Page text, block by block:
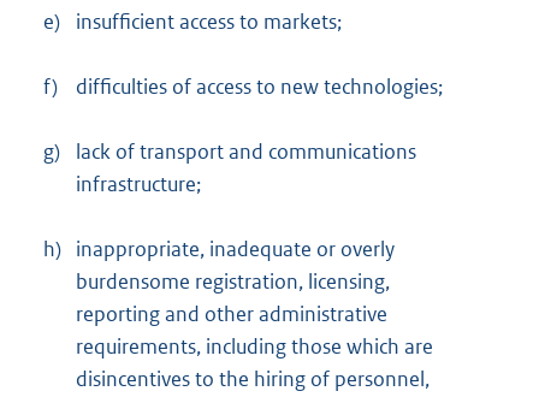
e) insufficient access to markets;
f) difficulties of access to new technologies;
g)
lack of transport and communications
infrastructure;
h) inappropriate, inadequate or overly
burdensome registration, licensing,
reporting and other administrative
requirements, including those which are
disincentives to the hiring of personnel,